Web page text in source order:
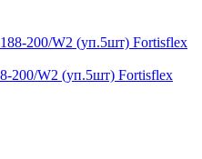
200/W2 (уп.5шт) Fortisflex